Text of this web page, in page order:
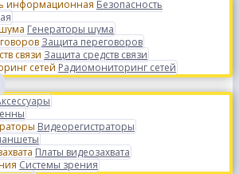
Безопасность
Генераторы шума
Защита переговоров
Защита средств связи
Радиомониторинг сетей
Видеорегистраторы
Платы видеозахвата
Системы зрения